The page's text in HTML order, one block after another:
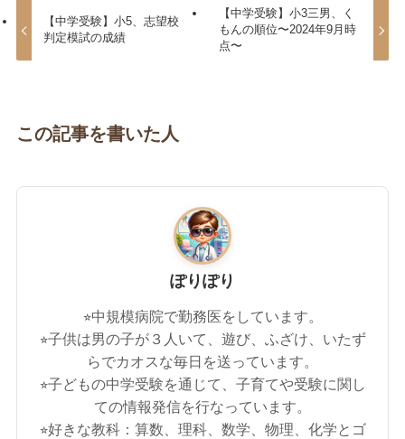
【中学受験】小5、志望校
判定模試の成績
【中学受験】小3三男、く
もんの順位〜2024年9月時
点〜
この記事を書いた人
ぽりぽり
⭐︎中規模病院で勤務医をしています。
⭐︎子供は男の子が３人いて、遊び、ふざけ、いたず
らでカオスな毎日を送っています。
⭐︎子どもの中学受験を通じて、子育てや受験に関し
ての情報発信を行なっています。
⭐︎好きな教科：算数、理科、数学、物理、化学とゴ